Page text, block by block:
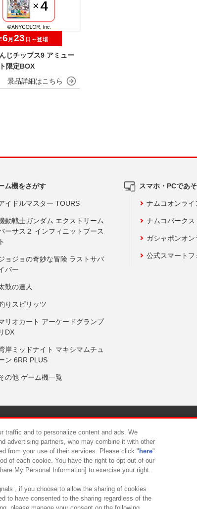
じチップス9 アミュー
限定BOX
6 月 23 日～登場
ム機をさがす
イドルマスター TOURS
動戦士ガンダム エクストリーム
ーサス２ インフィニットブース
ト
ョジョの奇妙な冒険 ラストサバ
バー
鼓の達人
りスピリッツ
リオカート アーケードグランプ
リDX
岸ミッドナイト マキシマムチュ
ン 6RR PLUS
の他 ゲーム機一覧
スマホ・PCであ
ナムコオンライ
ナムコパーク
ガシャポンオン
公式スマートフ
提供について カスタマーハラスメント対応方針
traffic and to personalize content and ads. We
advertising partners, who may combine it with other
from your use of their services. Please click " here"
of each cookie. You have the right to opt out of our
My Personal Information] to exercise your right.
, if you choose to allow the sharing of cookies
to have consented to the sharing regardless of the